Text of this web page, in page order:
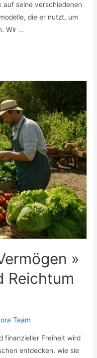
auf seine verschiedenen
die er nutzt, um
Wir …
»
Reichtum
Team
finanzieller Freiheit wird
entdecken, wie sie